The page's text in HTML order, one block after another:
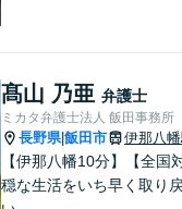
髙山 乃亜 弁護士
ミカタ弁護士法人 飯田事務所
長野県|飯田市 伊那八
【伊那八幡10分】【全
穏な生活をいち早く取り